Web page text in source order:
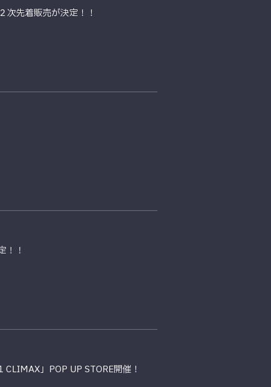
次先着販売が決定！！
！！
」POP UP STORE開催！